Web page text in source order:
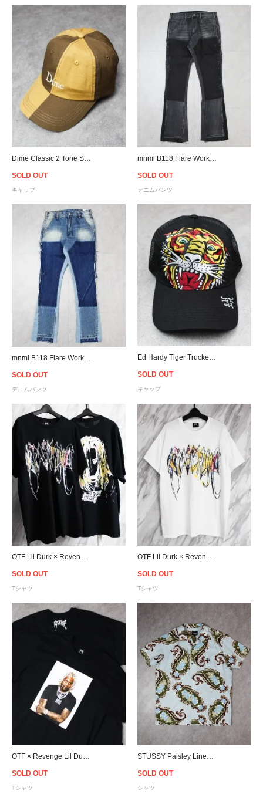
SOLD OUT
キャップ
SOLD OUT
デニムパンツ
SOLD OUT
デニムパンツ
SOLD OUT
キャップ
SOLD OUT
Tシャツ
SOLD OUT
Tシャツ
SOLD OUT
Tシャツ
SOLD OUT
シャツ